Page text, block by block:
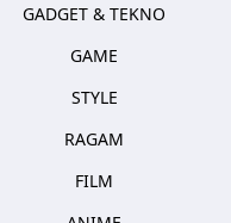
GADGET & TEKNO
GAME
STYLE
RAGAM
FILM